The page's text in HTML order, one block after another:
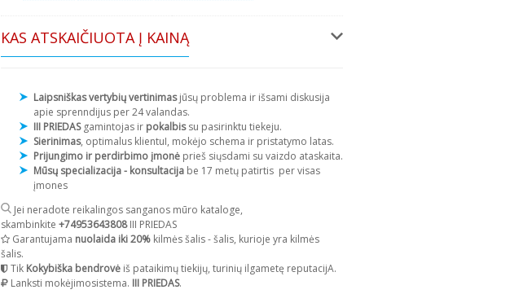
KAS ATSKAIČIUOTA Į KAINĄ
Laipsniškas vertybių vertinimasjūsų problema ir išsami diskusija
apie sprenndijus per 24 valandas.
III PRIEDAS gamintojas ir pokalbissu pasirinktu tiekeju.
Sierinimas, optimalus klientuI, mokėjo schema ir pristatymo latas.
Prijungimo ir perdirbimo įmonė prieš siųsdami su vaizdo ataskaita.
Mūsų specializacija - konsultacija be 17 metų patirtis per visas
įmones
Jei neradote reikalingos sanganos mūro kataloge,
skambinkite +74953643808III PRIEDAS
Garantujama nuolaida iki 20% kilmės šalis - šalis, kurioje yra kilmės
šalis.
Tik Kokybiška bendrovė iš pataikimų tiekijų, turinių ilgametę reputacijA.
Lanksti mokėjimosistema. III PRIEDAS.